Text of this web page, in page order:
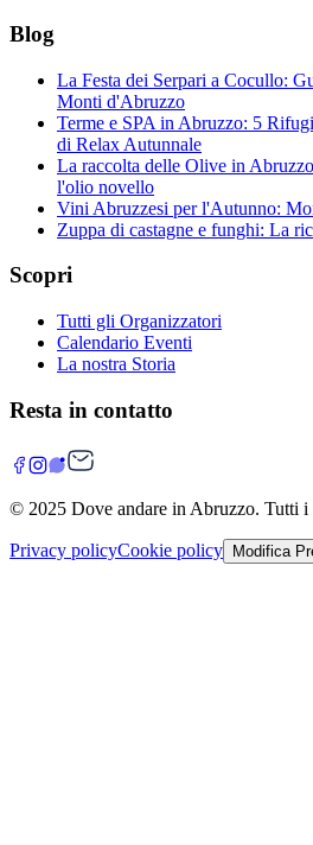
Blog
La Festa dei Serpari a Cocullo:
Monti d'Abruzzo
Terme e SPA in Abruzzo: 5
di Relax Autunnale
La raccolta delle Olive in
l'olio novello
Vini Abruzzesi per l'Autunno:
Zuppa di castagne e funghi: La
Scopri
Tutti gli Organizzatori
Calendario Eventi
La nostra Storia
Resta in contatto
© 2025 Dove andare in Abruzzo. Tutti i
Privacy policyCookie policy Modifica